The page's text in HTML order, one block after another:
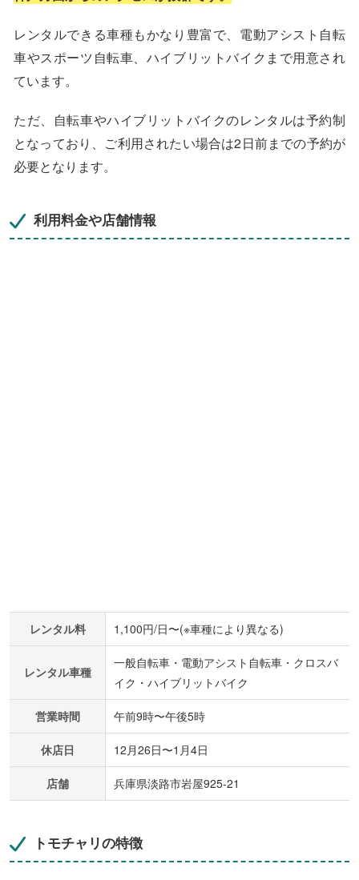
レンタルできる車種もかなり豊富で、電動アシスト自転
車やスポーツ自転車、ハイブリットバイクまで用意され
ています。
ただ、自転車やハイブリットバイクのレンタルは予約制
となっており、ご利用されたい場合は2日前までの予約が
必要となります。
利用料金や店舗情報
レンタル料 1,100円/日〜(※車種により異なる)
レンタル車種
一般自転車・電動アシスト自転車・クロスバ
イク・ハイブリットバイク
営業時間 午前9時〜午後5時
休店日 12月26日〜1月4日
店舗 兵庫県淡路市岩屋925-21
トモチャリの特徴